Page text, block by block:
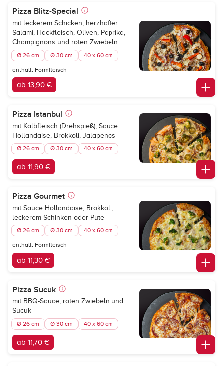
Pizza Blitz-Special
mit leckerem Schicken, herzhafter
Salami, Hackfleisch, Oliven, Paprika,
Champignons und roten Zwiebeln
Ø 26 cm Ø 30 cm 40 x 60 cm
enthällt Formfleisch
ab 13,90 €
Pizza Istanbul
mit Kalbfleisch (Drehspieß), Sauce
Hollandaise, Brokkoli, Jalapenos
Ø 26 cm Ø 30 cm 40 x 60 cm
ab 11,90 €
Pizza Gourmet
mit Sauce Hollandaise, Brokkoli,
leckerem Schinken oder Pute
Ø 26 cm Ø 30 cm 40 x 60 cm
enthällt Formfleisch
ab 11,30 €
Pizza Sucuk
mit BBQ-Sauce, roten Zwiebeln und
Sucuk
Ø 26 cm Ø 30 cm 40 x 60 cm
ab 11,70 €